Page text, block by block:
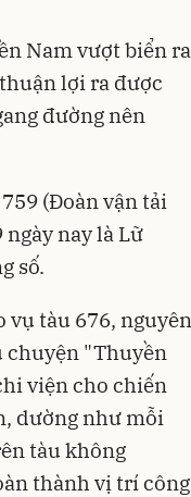
Nam vượt biển ra
lợi ra được
đường nên
(Đoàn vận tải
nay là Lữ
số.
vụ tàu 676, nguyên
chuyện "Thuyền
viện cho chiến
dường như mỗi
tàu không
thành vị trí công